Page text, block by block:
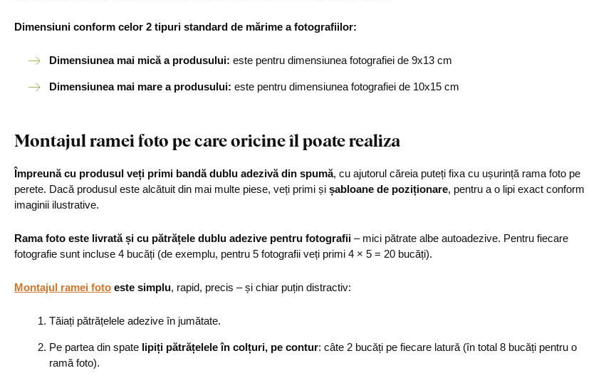
Dimensiuni conform celor 2 tipuri standard de mărime a fotografiilor:
Dimensiunea mai mică a produsului: este pentru dimensiunea fotografiei de 9x13 cm
Dimensiunea mai mare a produsului: este pentru dimensiunea fotografiei de 10x15 cm
Montajul ramei foto pe care oricine îl poate realiza
Împreună cu produsul veți primi bandă dublu adezivă din spumă, cu ajutorul căreia puteți fixa cu ușurință rama foto pe
perete. Dacă produsul este alcătuit din mai multe piese, veți primi și șabloane de poziționare, pentru a o lipi exact conform
imaginii ilustrative.
Rama foto este livrată și cu pătrățele dublu adezive pentru fotografii – mici pătrate albe autoadezive. Pentru fiecare
fotografie sunt incluse 4 bucăți (de exemplu, pentru 5 fotografii veți primi 4 × 5 = 20 bucăți).
Montajul ramei foto este simplu, rapid, precis – și chiar puțin distractiv:
Tăiați pătrățelele adezive în jumătate.
Pe partea din spate lipiți pătrățelele în colțuri, pe contur: câte 2 bucăți pe fiecare latură (în total 8 bucăți pentru o
ramă foto).